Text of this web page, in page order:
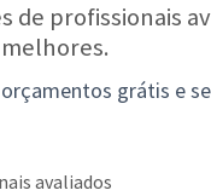
de profissionais
grátis e
avaliados